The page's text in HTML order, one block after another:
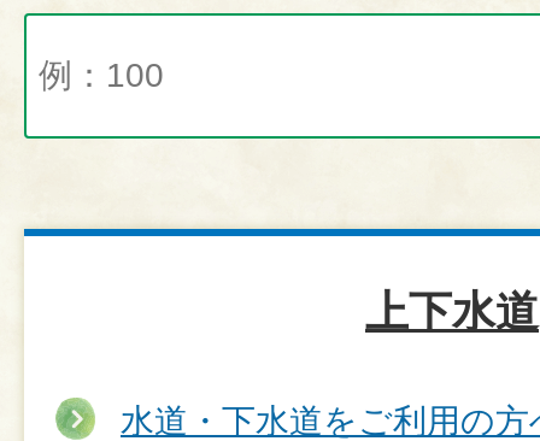
上下水道
水道・下水道をご利用の方